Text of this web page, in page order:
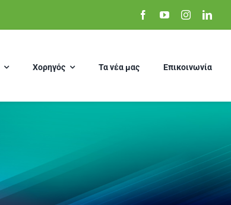
Χορηγός Τα νέα μας Επικοινωνία